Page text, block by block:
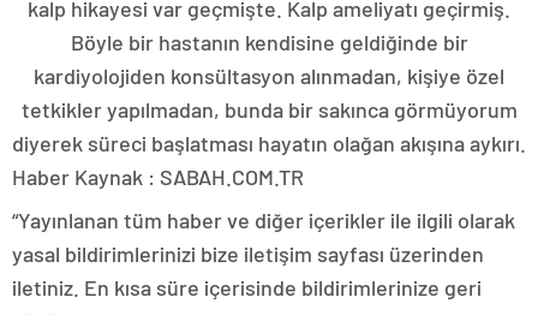
kalp hikayesi var geçmişte. Kalp ameliyatı geçirmiş.
Böyle bir hastanın kendisine geldiğinde bir
kardiyolojiden konsültasyon alınmadan, kişiye özel
tetkikler yapılmadan, bunda bir sakınca görmüyorum
diyerek süreci başlatması hayatın olağan akışına aykırı.
Haber Kaynak : SABAH.COM.TR
“Yayınlanan tüm haber ve diğer içerikler ile ilgili olarak
yasal bildirimlerinizi bize iletişim sayfası üzerinden
iletiniz. En kısa süre içerisinde bildirimlerinize geri